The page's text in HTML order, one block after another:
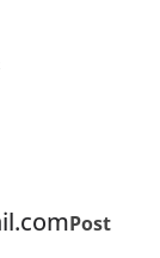
Post